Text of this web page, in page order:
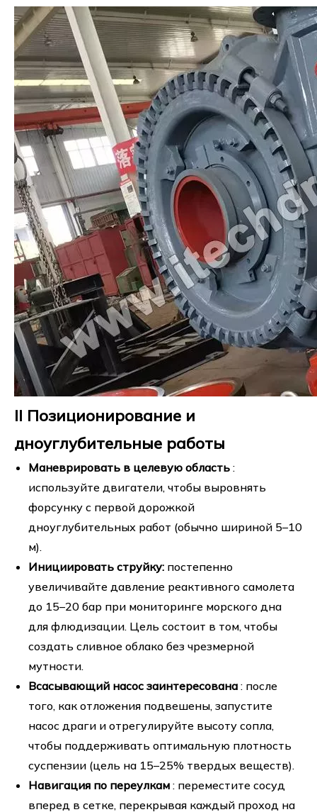
II Позиционирование и
дноуглубительные работы
Маневрировать в целевую область :
используйте двигатели, чтобы выровнять
форсунку с первой дорожкой
дноуглубительных работ (обычно шириной 5–10
м).
Инициировать струйку: постепенно
увеличивайте давление реактивного самолета
до 15–20 бар при мониторинге морского дна
для флюдизации. Цель состоит в том, чтобы
создать сливное облако без чрезмерной
мутности.
Всасывающий насос заинтересована : после
того, как отложения подвешены, запустите
насос драги и отрегулируйте высоту сопла,
чтобы поддерживать оптимальную плотность
суспензии (цель на 15–25% твердых веществ).
Навигация по переулкам : переместите сосуд
вперед в сетке, перекрывая каждый проход на